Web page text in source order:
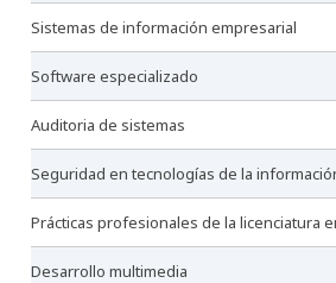
sistemas de información empresarial
software especializado
auditoria de sistemas
seguridad en tecnologías de la
prácticas profesionales de la licenciatura
desarrollo multimedia